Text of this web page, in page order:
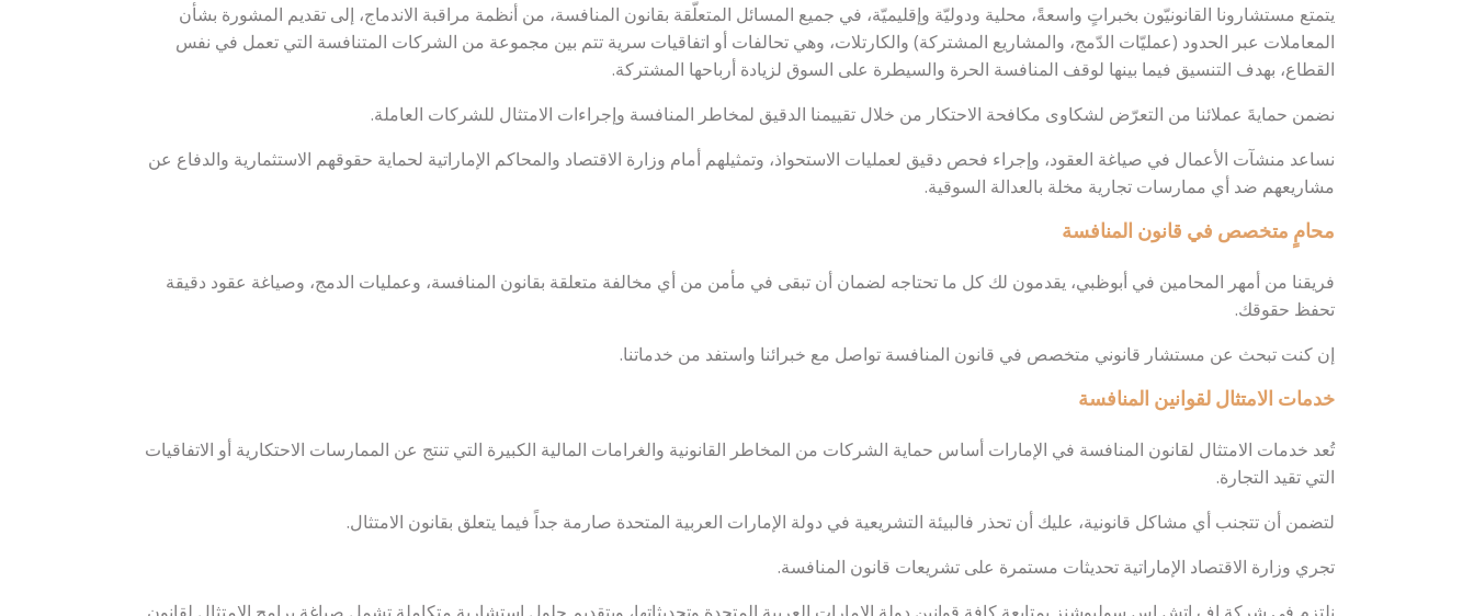
يتمتع مستشارونا القانونيّون بخبراتٍ واسعةً، محلية ودوليّة وإقليميّة، في جميع المسائل المتعلّقة بقانون المنافسة، من أنظمة مراقبة الاندماج، إلى تقديم المشورة بشأن
المعاملات عبر الحدود (عمليّات الدّمج، والمشاريع المشتركة) والكارتلات، وهي تحالفات أو اتفاقيات سرية تتم بين مجموعة من الشركات المتنافسة التي تعمل في نفس
القطاع، بهدف التنسيق فيما بينها لوقف المنافسة الحرة والسيطرة على السوق لزيادة أرباحها المشتركة.
نضمن حمايةَ عملائنا من التعرّض لشكاوى مكافحة الاحتكار من خلال تقييمنا الدقيق لمخاطر المنافسة وإجراءات الامتثال للشركات العاملة.
نساعد منشآت الأعمال في صياغة العقود، وإجراء فحص دقيق لعمليات الاستحواذ، وتمثيلهم أمام وزارة الاقتصاد والمحاكم الإماراتية لحماية حقوقهم الاستثمارية والدفاع عن
مشاريعهم ضد أي ممارسات تجارية مخلة بالعدالة السوقية.
محامٍ متخصص في قانون المنافسة
فريقنا من أمهر المحامين في أبوظبي، يقدمون لك كل ما تحتاجه لضمان أن تبقى في مأمن من أي مخالفة متعلقة بقانون المنافسة، وعمليات الدمج، وصياغة عقود دقيقة
تحفظ حقوقك.
إن كنت تبحث عن مستشار قانوني متخصص في قانون المنافسة تواصل مع خبرائنا واستفد من خدماتنا.
خدمات الامتثال لقوانين المنافسة
تُعد خدمات الامتثال لقانون المنافسة في الإمارات أساس حماية الشركات من المخاطر القانونية والغرامات المالية الكبيرة التي تنتج عن الممارسات الاحتكارية أو الاتفاقيات
التي تقيد التجارة.
لتضمن أن تتجنب أي مشاكل قانونية، عليك أن تحذر فالبيئة التشريعية في دولة الإمارات العربية المتحدة صارمة جداً فيما يتعلق بقانون الامتثال.
تجري وزارة الاقتصاد الإماراتية تحديثات مستمرة على تشريعات قانون المنافسة.